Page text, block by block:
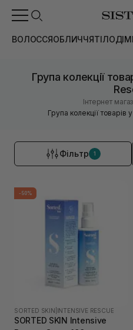
ВОЛОССЯОБЛИЧЧЯТІЛОДІМ
Група колекції
Інтернет
Група колекції товарів
Фільтр 1
-50%
SORTED SKIN INTENSIVE RESCUE
SORTED SKIN Intensive